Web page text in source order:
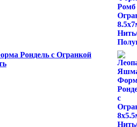
Рондель с Огранкой